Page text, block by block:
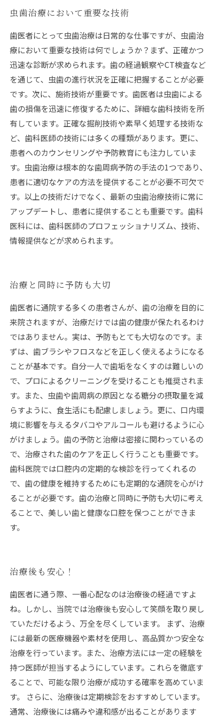
虫歯治療において重要な技術
歯医者にとって虫歯治療は日常的な仕事ですが、虫歯治
療において重要な技術は何でしょうか？まず、正確かつ
迅速な診断が求められます。歯の経過観察やCT検査など
を通じて、虫歯の進行状況を正確に把握することが必要
です。次に、施術技術が重要です。歯医者は虫歯による
歯の損傷を迅速に修復するために、詳細な歯科技術を所
有しています。正確な掘削技術や素早く処理する技術な
ど、歯科医師の技術には多くの種類があります。更に、
患者へのカウンセリングや予防教育にも注力していま
す。虫歯治療は根本的な歯周病予防の手法の1つであり、
患者に適切なケアの方法を提供することが必要不可欠で
す。以上の技術だけでなく、最新の虫歯治療技術に常に
アップデートし、患者に提供することも重要です。歯科
医科には、歯科医師のプロフェッショナリズム、技術、
情報提供などが求められます。
治療と同時に予防も大切
歯医者に通院する多くの患者さんが、歯の治療を目的に
来院されますが、治療だけでは歯の健康が保たれるわけ
ではありません。実は、予防もとても大切なのです。ま
ずは、歯ブラシやフロスなどを正しく使えるようになる
ことが基本です。自分一人で歯垢をなくすのは難しいの
で、プロによるクリーニングを受けることも推奨されま
す。また、虫歯や歯周病の原因となる糖分の摂取量を減
らすように、食生活にも配慮しましょう。更に、口内環
境に影響を与えるタバコやアルコールも避けるように心
がけましょう。歯の予防と治療は密接に関わっているの
で、治療された歯のケアを正しく行うことも重要です。
歯科医院では口腔内の定期的な検診を行ってくれるの
で、歯の健康を維持するためにも定期的な通院を心がけ
ることが必要です。歯の治療と同時に予防も大切に考え
ることで、美しい歯と健康な口腔を保つことができま
す。
治療後も安心！
歯医者に通う際、一番心配なのは治療後の経過ですよ
ね。しかし、当院では治療後も安心して笑顔を取り戻し
ていただけるよう、万全を尽くしています。 まず、治療
には最新の医療機器や素材を使用し、高品質かつ安全な
治療を行っています。また、治療方法には一定の経験を
持つ医師が担当するようにしています。これらを徹底す
ることで、可能な限り治療が成功する確率を高めていま
す。 さらに、治療後は定期検診をおすすめしています。
通常、治療後には痛みや違和感が出ることがあります